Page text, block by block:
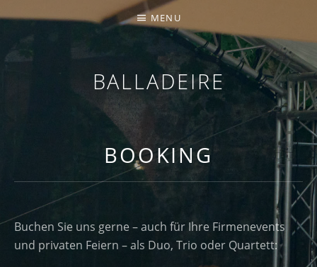
BALLADEIRE
MENU
BOOKING
Buchen Sie uns gerne – auch für Ihre Firmenevents
und privaten Feiern – als Duo, Trio oder Quartett: